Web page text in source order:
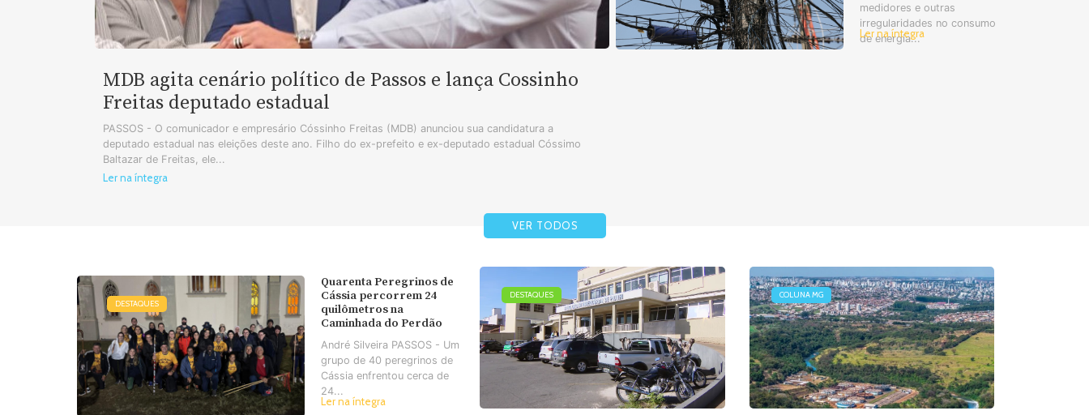
MDB agita cenário político de Passos e lança Cossinho
Freitas deputado estadual
PASSOS - O comunicador e empresário Cóssinho Freitas (MDB) anunciou sua candidatura a
deputado estadual nas eleições deste ano. Filho do ex-prefeito e ex-deputado estadual Cóssimo
Baltazar de Freitas, ele...
Ler na íntegra
medidores e outras
irregularidades no consumo
de energia...
Ler na íntegra
VER TODOS
DESTAQUES
Quarenta Peregrinos de
Cássia percorrem 24
quilômetros na
Caminhada do Perdão
André Silveira PASSOS - Um
grupo de 40 peregrinos de
Cássia enfrentou cerca de
24...
Ler na íntegra
DESTAQUES COLUNA MG